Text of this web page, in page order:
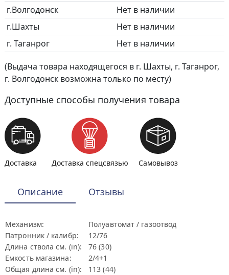
г.Волгодонск
Нет в наличии
г.Шахты
Нет в наличии
г. Таганрог
Нет в наличии
(Выдача товара находящегося в г. Шахты, г. Таганрог,
г. Волгодонск возможна только по месту)
Доступные способы получения товара
Доставка Доставка спецсвязью Самовывоз
Описание Отзывы
Механизм:
Полуавтомат / газоотвод
Патронник / калибр:
12/76
Длина ствола см. (in):
76 (30)
Емкость магазина:
2/4+1
Общая длина см. (in):
113 (44)